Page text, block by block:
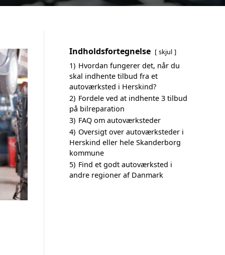
Indholdsfortegnelse skjul
1) Hvordan fungerer det, når du
skal indhente tilbud fra et
autoværksted i Herskind?
2) Fordele ved at indhente 3 tilbud
på bilreparation
3) FAQ om autoværksteder
4) Oversigt over autoværksteder i
Herskind eller hele Skanderborg
kommune
5) Find et godt autoværksted i
andre regioner af Danmark